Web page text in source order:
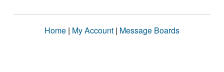
Home | My Account | Message Boards